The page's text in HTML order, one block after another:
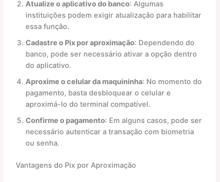
Atualize o aplicativo do banco: Algumas
instituições podem exigir atualização para habilitar
essa função.
Cadastre o Pix por aproximação: Dependendo do
banco, pode ser necessário ativar a opção dentro
do aplicativo.
Aproxime o celular da maquininha: No momento do
pagamento, basta desbloquear o celular e
aproximá-lo do terminal compatível.
Confirme o pagamento: Em alguns casos, pode ser
necessário autenticar a transação com biometria
ou senha.
Vantagens do Pix por Aproximação